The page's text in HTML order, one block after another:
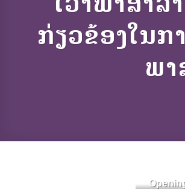
ກ່ຽວຂ້ອງໃນ
ພ